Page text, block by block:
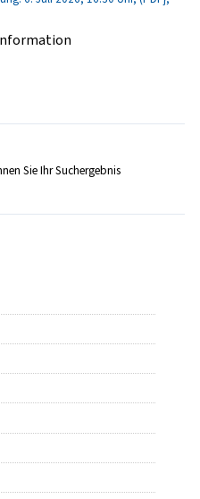
Sie Ihr Suchergebnis